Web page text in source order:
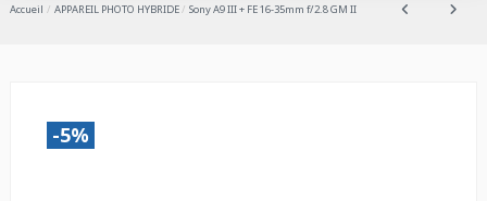
Accueil APPAREIL PHOTO HYBRIDE Sony A9 III + FE 16-35mm f/2.8 GM II
-5%